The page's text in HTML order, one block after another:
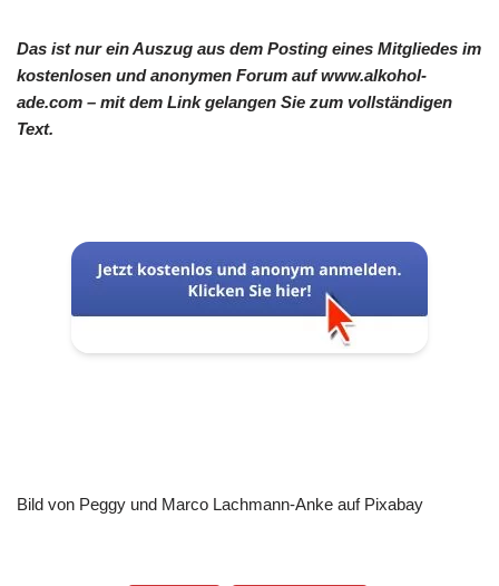
Das ist nur ein Auszug aus dem Posting eines Mitgliedes im
kostenlosen und anonymen Forum auf www.alkohol-
ade.com – mit dem Link gelangen Sie zum vollständigen
Text.
Bild von Peggy und Marco Lachmann-Anke auf Pixabay